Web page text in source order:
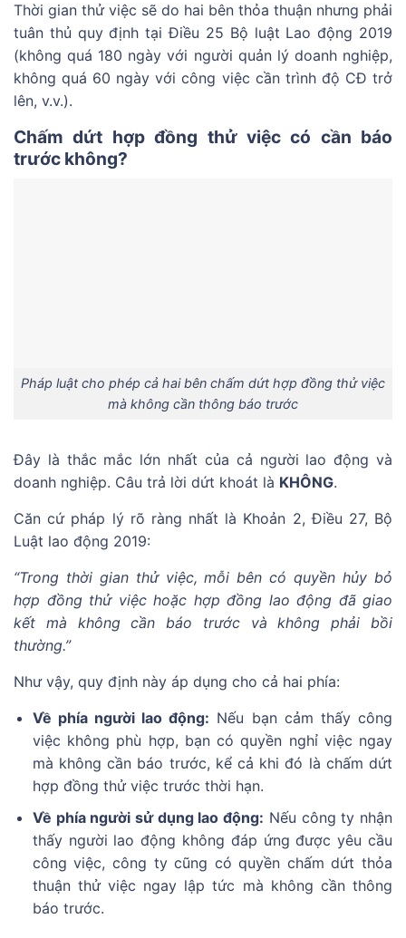
Thời gian thử việc sẽ do hai bên thỏa thuận nhưng phải
tuân thủ quy định tại Điều 25 Bộ luật Lao động 2019
(không quá 180 ngày với người quản lý doanh nghiệp,
không quá 60 ngày với công việc cần trình độ CĐ trở
lên, v.v.).
Chấm dứt hợp đồng thử việc có cần báo
trước không?
Pháp luật cho phép cả hai bên chấm dứt hợp đồng thử việc
mà không cần thông báo trước
Đây là thắc mắc lớn nhất của cả người lao động và
doanh nghiệp. Câu trả lời dứt khoát là KHÔNG.
Căn cứ pháp lý rõ ràng nhất là Khoản 2, Điều 27, Bộ
Luật lao động 2019:
“Trong thời gian thử việc, mỗi bên có quyền hủy bỏ
hợp đồng thử việc hoặc hợp đồng lao động đã giao
kết mà không cần báo trước và không phải bồi
thường.”
Như vậy, quy định này áp dụng cho cả hai phía:
Về phía người lao động: Nếu bạn cảm thấy công
việc không phù hợp, bạn có quyền nghỉ việc ngay
mà không cần báo trước, kể cả khi đó là chấm dứt
hợp đồng thử việc trước thời hạn.
Về phía người sử dụng lao động: Nếu công ty nhận
thấy người lao động không đáp ứng được yêu cầu
công việc, công ty cũng có quyền chấm dứt thỏa
thuận thử việc ngay lập tức mà không cần thông
báo trước.